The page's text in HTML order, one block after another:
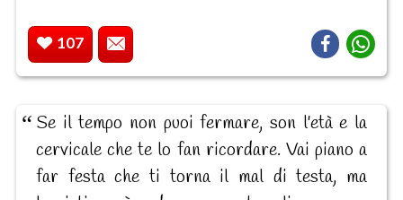
107
Se il tempo non puoi fermare, son l'età e la
cervicale che te lo fan ricordare. Vai piano a
far festa che ti torna il mal di testa, ma